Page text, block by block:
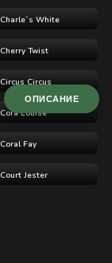
Charle`s White
Cherry Twist
Circus Circus
Cora Louise
Coral Fay
Court Jester
ОПИСАНИЕ